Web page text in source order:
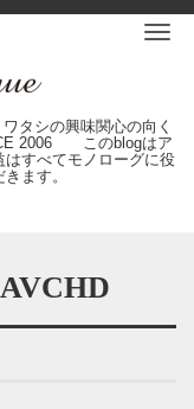
タシの興味関心の向く
2006 このblogはア
すべてモノローグに役
ます。